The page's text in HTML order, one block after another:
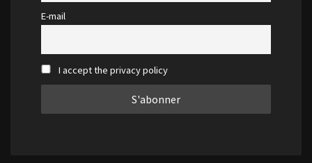
E-mail
I accept the privacy policy